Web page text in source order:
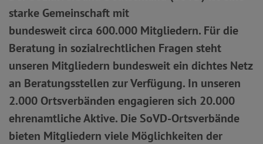
starke Gemeinschaft mit
bundesweit circa 600.000 Mitgliedern. Für die
Beratung in sozialrechtlichen Fragen steht
unseren Mitgliedern bundesweit ein dichtes Netz
an Beratungsstellen zur Verfügung. In unseren
2.000 Ortsverbänden engagieren sich 20.000
ehrenamtliche Aktive. Die SoVD-Ortsverbände
bieten Mitgliedern viele Möglichkeiten der